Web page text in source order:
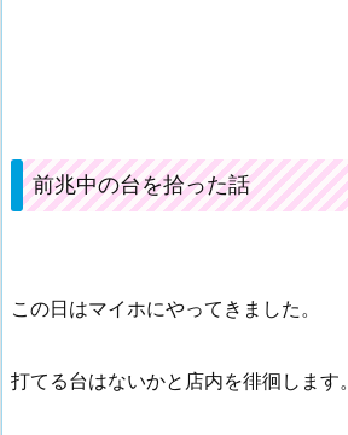
前兆中の台を拾った話
この日はマイホにやってきました。
打てる台はないかと店内を徘徊します。